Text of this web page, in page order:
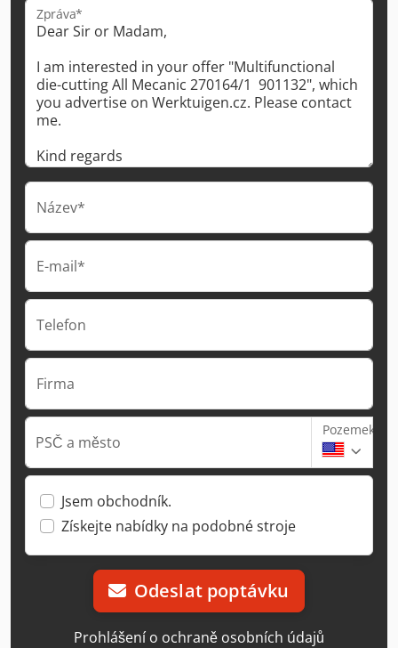
Zpráva*
Název*
E-mail*
Telefon
Firma
PSČ a město
Pozemek
Jsem obchodník.
Získejte nabídky na podobné stroje
Odeslat poptávku
Prohlášení o ochraně osobních údajů